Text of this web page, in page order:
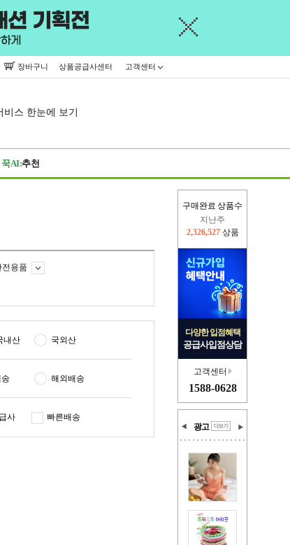
장바구니 상품공급사센터 고객센터
비스 한눈에 보기
꾹AI:추천
구매완료 상품수
지난주
2,326,527 상품
다양한 입점혜택
공급사입점상담
고객센터
1588-0628
광고
전용품
내산 국외산
해외배송
사 빠른배송